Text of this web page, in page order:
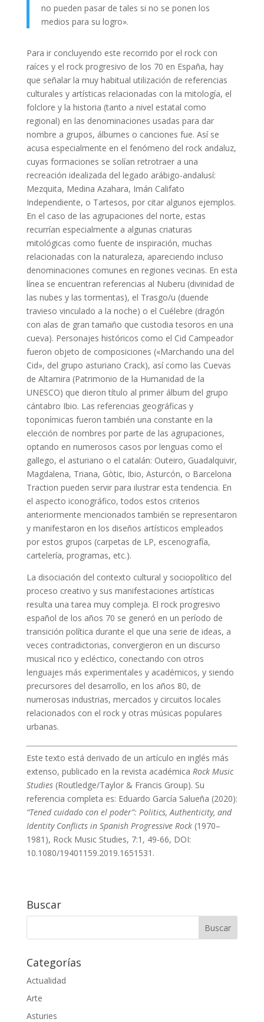
no pueden pasar de tales si no se ponen los
medios para su logro».
Para ir concluyendo este recorrido por el rock con
raíces y el rock progresivo de los 70 en España, hay
que señalar la muy habitual utilización de referencias
culturales y artísticas relacionadas con la mitología, el
folclore y la historia (tanto a nivel estatal como
regional) en las denominaciones usadas para dar
nombre a grupos, álbumes o canciones fue. Así se
acusa especialmente en el fenómeno del rock andaluz,
cuyas formaciones se solían retrotraer a una
recreación idealizada del legado arábigo-andalusí:
Mezquita, Medina Azahara, Imán Califato
Independiente, o Tartesos, por citar algunos ejemplos.
En el caso de las agrupaciones del norte, estas
recurrían especialmente a algunas criaturas
mitológicas como fuente de inspiración, muchas
relacionadas con la naturaleza, apareciendo incluso
denominaciones comunes en regiones vecinas. En esta
línea se encuentran referencias al Nuberu (divinidad de
las nubes y las tormentas), el Trasgo/u (duende
travieso vinculado a la noche) o el Cuélebre (dragón
con alas de gran tamaño que custodia tesoros en una
cueva). Personajes históricos como el Cid Campeador
fueron objeto de composiciones («Marchando una del
Cid», del grupo asturiano Crack), así como las Cuevas
de Altamira (Patrimonio de la Humanidad de la
UNESCO) que dieron título al primer álbum del grupo
cántabro Ibio. Las referencias geográficas y
toponímicas fueron también una constante en la
elección de nombres por parte de las agrupaciones,
optando en numerosos casos por lenguas como el
gallego, el asturiano o el catalán: Outeiro, Guadalquivir,
Magdalena, Triana, Gòtic, Ibio, Asturcón, o Barcelona
Traction pueden servir para ilustrar esta tendencia. En
el aspecto iconográfico, todos estos criterios
anteriormente mencionados también se representaron
y manifestaron en los diseños artísticos empleados
por estos grupos (carpetas de LP, escenografía,
cartelería, programas, etc.).
La disociación del contexto cultural y sociopolítico del
proceso creativo y sus manifestaciones artísticas
resulta una tarea muy compleja. El rock progresivo
español de los años 70 se generó en un período de
transición política durante el que una serie de ideas, a
veces contradictorias, convergieron en un discurso
musical rico y ecléctico, conectando con otros
lenguajes más experimentales y académicos, y siendo
precursores del desarrollo, en los años 80, de
numerosas industrias, mercados y circuitos locales
relacionados con el rock y otras músicas populares
urbanas.
Este texto está derivado de un artículo en inglés más
extenso, publicado en la revista académica Rock Music
Studies(Routledge/Taylor & Francis Group). Su
referencia completa es: Eduardo García Salueña (2020):
“Tened cuidado con el poder”: Politics, Authenticity, and
Identity Conflicts in Spanish Progressive Rock(1970–
1981), Rock Music Studies, 7:1, 49-66, DOI:
10.1080/19401159.2019.1651531.
Buscar
Categorías
Actualidad
Arte
Asturies